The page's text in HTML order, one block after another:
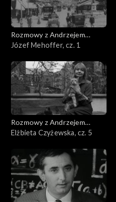
Rozmowy z Andrzejem
Doboszem
Józef Mehoffer, cz. 1
Rozmowy z Andrzejem
Doboszem
Elżbieta Czyżewska, cz. 5